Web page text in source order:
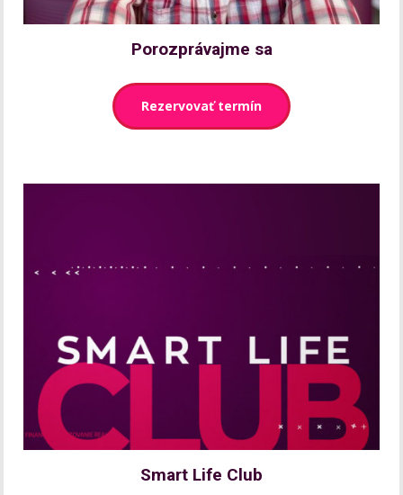
Porozprávajme sa
Rezervovať termín
Smart Life Club